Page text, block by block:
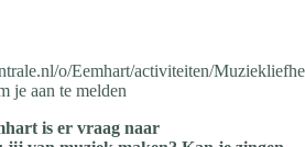
o/Eemhart/activiteiten/
je aan te melden
is er vraag naar